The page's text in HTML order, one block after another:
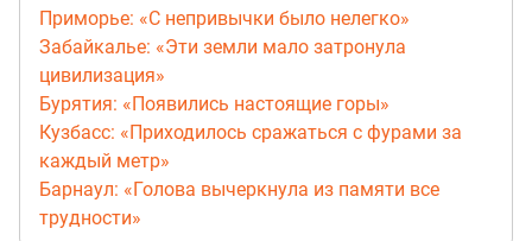
Приморье: «С непривычки было нелегко»
Забайкалье: «Эти земли мало затронула
цивилизация»
Бурятия: «Появились настоящие горы»
Кузбасс: «Приходилось сражаться с фурами за
каждый метр»
Барнаул: «Голова вычеркнула из памяти все
трудности»